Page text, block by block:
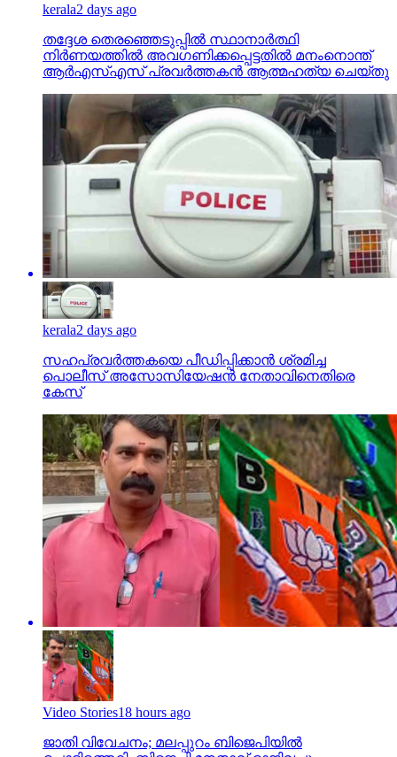
kerala2 days ago
തദ്ദേശ തെരഞ്ഞെടുപ്പില്‍ സ്ഥാനാര്‍ത്ഥി
നിര്‍ണയത്തില്‍ അവഗണിക്കപ്പെട്ടതില്‍ മനംനൊന്ത്
ആര്‍എസ്എസ് പ്രവര്‍ത്തകന്‍ ആത്മഹത്യ ചെയ്തു
kerala2 days ago
സഹപ്രവര്‍ത്തകയെ പീഡിപ്പിക്കാന്‍ ശ്രമിച്ച
പൊലീസ് അസോസിയേഷന്‍ നേതാവിനെതിരെ
കേസ്
Video Stories18 hours ago
ജാതി വിവേചനം; മലപ്പുറം ബിജെപിയില്‍